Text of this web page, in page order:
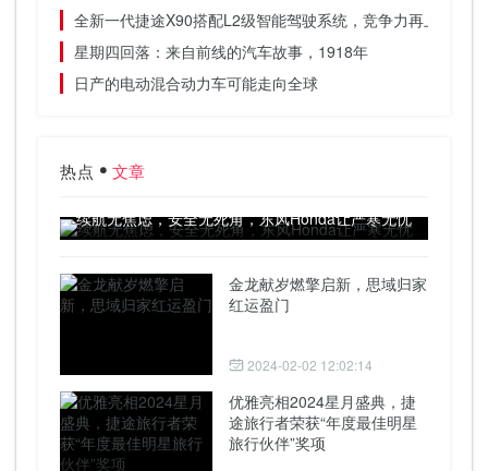
全新一代捷途X90搭配L2级智能驾驶系统，竞争力再上台阶
星期四回落：来自前线的汽车故事，1918年
日产的电动混合动力车可能走向全球
热点 文章
续航无焦虑，安全无死角，东风Honda让严寒无忧
金龙献岁燃擎启新，思域归家
红运盈门
2024-02-02 12:02:14
优雅亮相2024星月盛典，捷
途旅行者荣获“年度最佳明星
旅行伙伴”奖项